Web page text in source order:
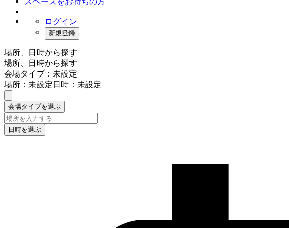
ログイン
新規登録
場所、日時から探す
場所、日時から探す
会場タイプ：未設定
場所：未設定日時：未設定
会場タイプを選ぶ
日時を選ぶ